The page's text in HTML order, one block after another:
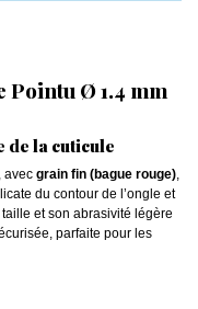
Pointu Ø 1.4 mm
de la cuticule
avec grain fin (bague rouge),
du contour de l’ongle et
et son abrasivité légère
parfaite pour les